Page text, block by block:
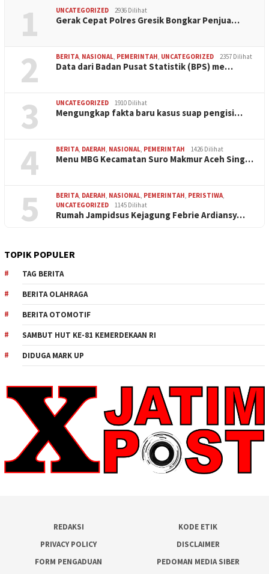
1 UNCATEGORIZED 2936 Dilihat
Gerak Cepat Polres Gresik Bongkar Penjua…
2 BERITA, NASIONAL, PEMERINTAH, UNCATEGORIZED 2357 Dilihat
Data dari Badan Pusat Statistik (BPS) me…
3 UNCATEGORIZED 1910 Dilihat
Mengungkap fakta baru kasus suap pengisi…
4 BERITA, DAERAH, NASIONAL, PEMERINTAH 1426 Dilihat
Menu MBG Kecamatan Suro Makmur Aceh Sing…
5 BERITA, DAERAH, NASIONAL, PEMERINTAH, PERISTIWA,
UNCATEGORIZED
1145 Dilihat
Rumah Jampidsus Kejagung Febrie Ardiansy…
TOPIK POPULER
TAG BERITA
BERITA OLAHRAGA
BERITA OTOMOTIF
SAMBUT HUT KE-81 KEMERDEKAAN RI
DIDUGA MARK UP
REDAKSI
KODE ETIK
PRIVACY POLICY
DISCLAIMER
FORM PENGADUAN
PEDOMAN MEDIA SIBER